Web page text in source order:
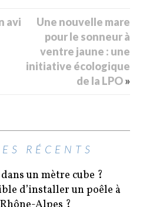
avi
Une nouvelle mare
pour le sonneur à
ventre jaune : une
initiative écologique
de la LPO»
RÉCENTS
un mètre cube ?
d’installer un poêle à